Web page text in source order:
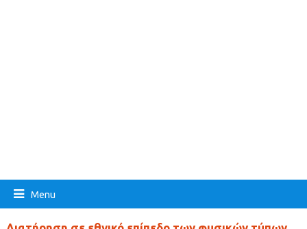
Menu